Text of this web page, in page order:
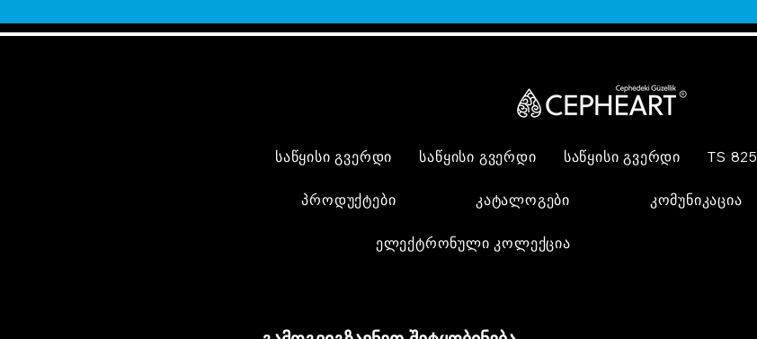
საწყისი გვერდი საწყისი გვერდი საწყისი გვერდი TS 825
პროდუქტები კატალოგები კომუნიკაცია
ელექტრონული კოლექცია